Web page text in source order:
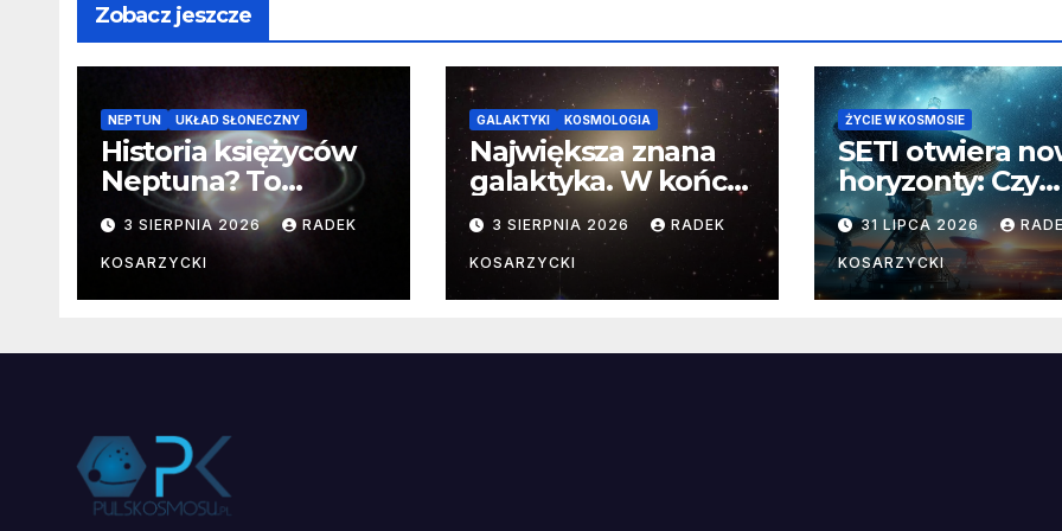
Zobacz jeszcze
NEPTUN UKŁAD SŁONECZNY
Historia księżyców
Neptuna? To
skomplikowane
3 SIERPNIA 2026 RADEK
KOSARZYCKI
GALAKTYKI KOSMOLOGIA
Największa znana
galaktyka. W końcu
poznaliśmy jej
faktyczne wymiary
3 SIERPNIA 2026 RADEK
KOSARZYCKI
ŻYCIE W KOSMOSIE
SETI otwiera
horyzonty: Czy
pozaziemskie
sygnały
miejscach?
31 LIPCA 2026
KOSARZYCKI